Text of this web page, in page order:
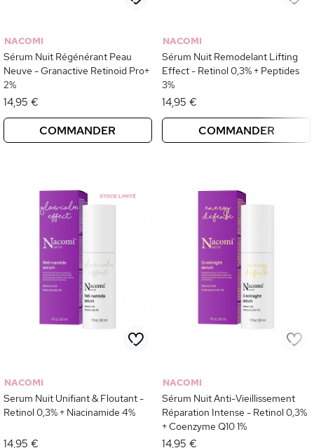
NACOMI
Sérum Nuit Régénérant Peau
Neuve - Granactive Retinoid Pro+
2%
14,95 €
COMMANDER
NACOMI
Sérum Nuit Remodelant Lifting
Effect - Retinol 0,3% + Peptides
3%
14,95 €
COMMANDER
NACOMI
Serum Nuit Unifiant & Floutant -
Retinol 0,3% + Niacinamide 4%
14,95 €
NACOMI
Sérum Nuit Anti-Vieillissement
Réparation Intense - Retinol 0,3%
+ Coenzyme Q10 1%
14,95 €